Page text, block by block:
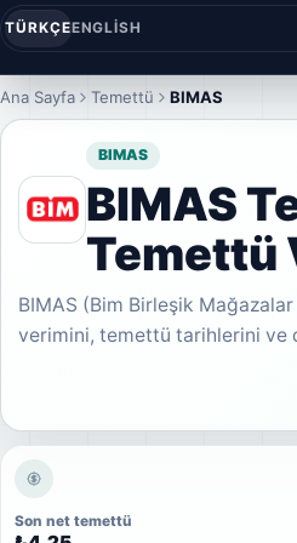
TÜRKÇEENGLISH
Ana Sayfa Temettü BIMAS
BIMAS
BIMAS
Temettü
BIMAS (Bim Birleşik
verimini, temettü tarihlerini ve
Son net temettü